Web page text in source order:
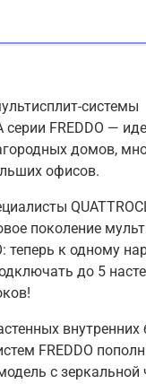
системы
серии FREDDO —
домов,
офисов.
поколение
теперь к одному
до 5
внутренних
FREDDO
с зеркальной